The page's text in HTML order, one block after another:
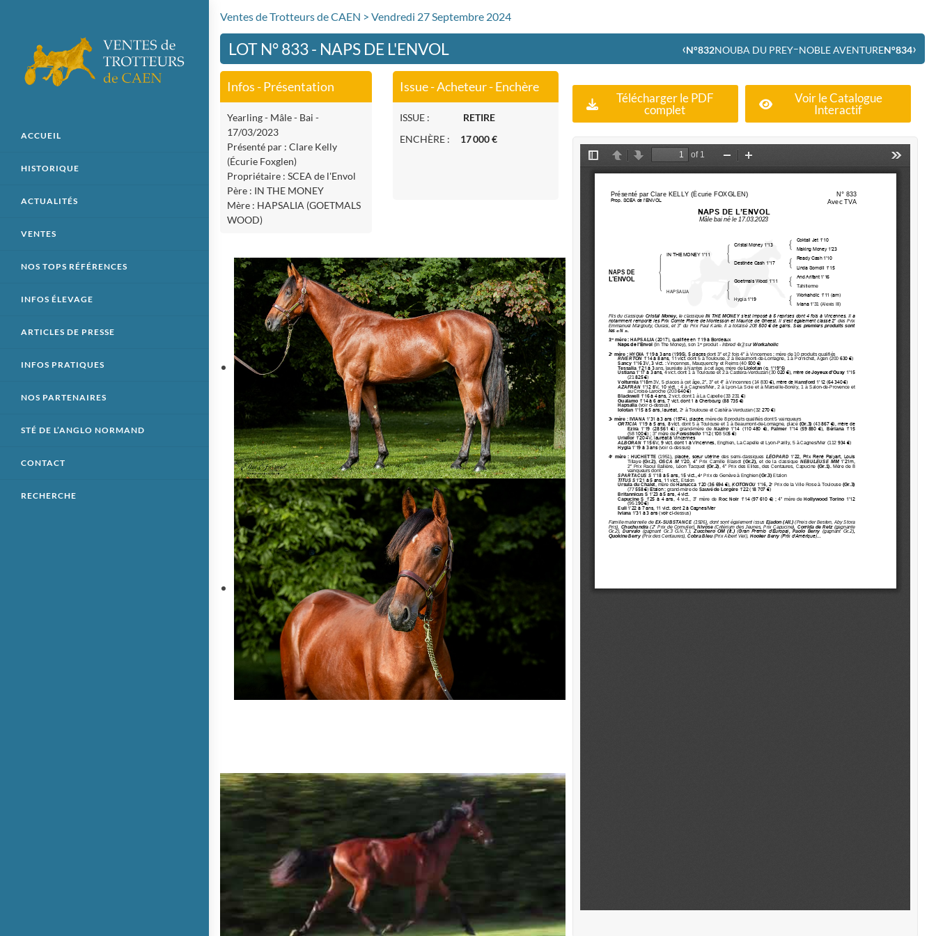
ACCUEIL
HISTORIQUE
ACTUALITÉS
VENTES
NOS TOPS RÉFÉRENCES
INFOS ÉLEVAGE
ARTICLES DE PRESSE
INFOS PRATIQUES
NOS PARTENAIRES
STÉ DE L’ANGLO NORMAND
CONTACT
RECHERCHE
Ventes de Trotteurs de CAEN > Vendredi 27 Septembre 2024
LOT N° 833 - NAPS DE L'ENVOL ‹N°832NOUBA DU PREY–NOBLE AVENTUREN°834›
Infos - Présentation
Yearling - Mâle - Bai -
17/03/2023
Présenté par : Clare Kelly
(Écurie Foxglen)
Propriétaire : SCEA de l'Envol
Père : IN THE MONEY
Mère : HAPSALIA (GOETMALS
WOOD)
Issue - Acheteur - Enchère
ISSUE : RETIRE
ENCHÈRE : 17 000 €
Télécharger le PDF
complet
Voir le Catalogue
Interactif